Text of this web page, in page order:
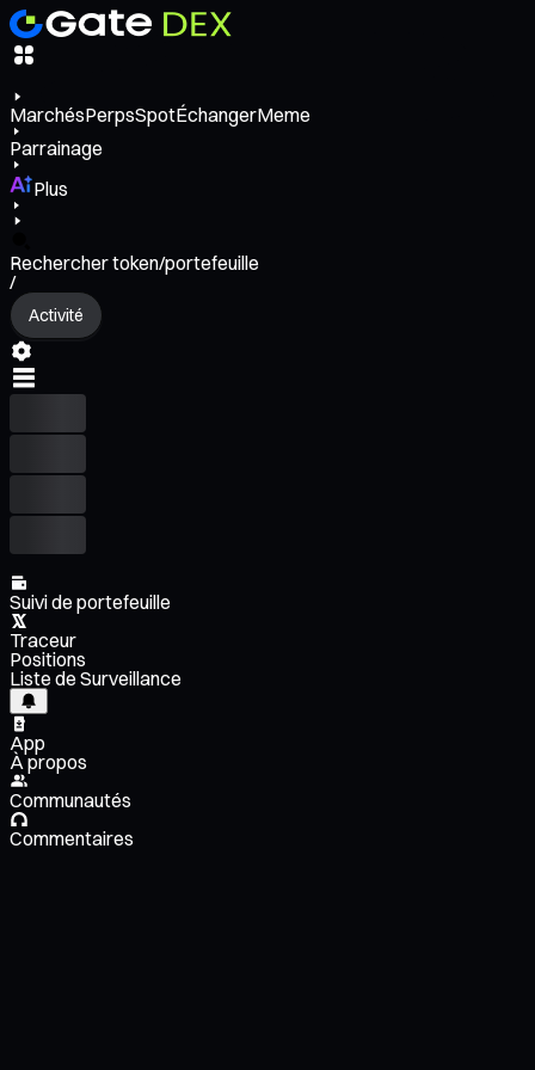
MarchésPerpsSpotÉchangerMeme
Parrainage
Plus
Rechercher token/portefeuille
/
Activité
Suivi de portefeuille
Traceur
Positions
Liste de Surveillance
App
À propos
Communautés
Commentaires